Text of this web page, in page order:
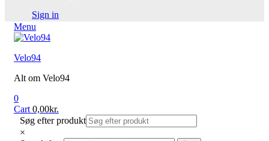
Sign in
Menu
Velo94
Alt om Velo94
0
Cart 0,00kr.
Søg efter produkt
×